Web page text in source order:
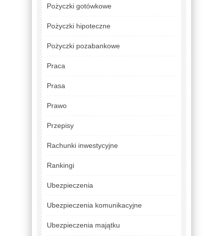
Pożyczki gotówkowe
Pożyczki hipoteczne
Pożyczki pozabankowe
Praca
Prasa
Prawo
Przepisy
Rachunki inwestycyjne
Rankingi
Ubezpieczenia
Ubezpieczenia komunikacyjne
Ubezpieczenia majątku